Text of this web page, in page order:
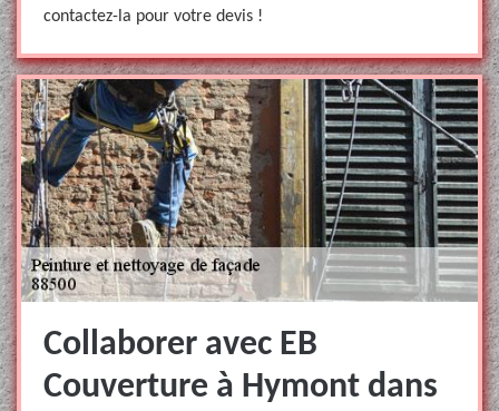
contactez-la pour votre devis !
Collaborer avec EB
Couverture à Hymont dans